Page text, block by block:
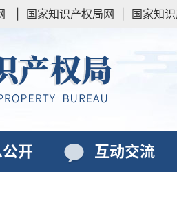
国家知识产权局网 国家知
开 互动交流